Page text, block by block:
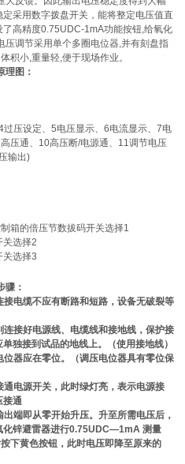
采用数字拨盘开关，能将整定电压值直
高精度0.75UDC-1mA功能按钮,给氧化
压调节采用单个多圈电位器,并有刻盘指
积小,重量轻,便于现场作业。
理图：
压设定、5电压显示、6电流显示、7电
压通、10高压断/电源通、11调节电压
输出)
箱的倍压节数拔码开关选择1
关选择2
关选择3
骤：
电缆不应有断路和短路，设备无破裂等
接好电源线、电缆线和接地线，保护接
独接到试品的地线上。（使用接地线）
器应在零位。（调压电位器具有零位保
电源开关，此时绿灯亮，表示电源接
接通
端即从零开始升压。升至所需电压后，
化锌避雷器进行0.75UDC—1mA 测量
下黄色按钮，此时电压即降至原来的